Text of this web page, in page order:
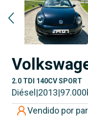
2.0 TDI 140CV SPORT
Diésel |2013|97.000
Vendido por